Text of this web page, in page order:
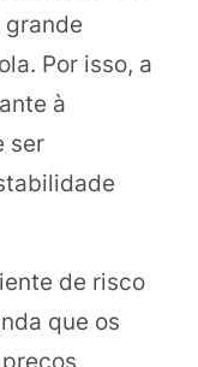
Por isso, a
à
ser
de risco
que os